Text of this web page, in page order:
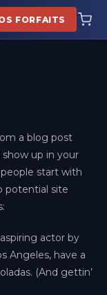
FORFAITS
a blog post
up in your
start with
potential site
actor by
Angeles, have a
(And gettin’